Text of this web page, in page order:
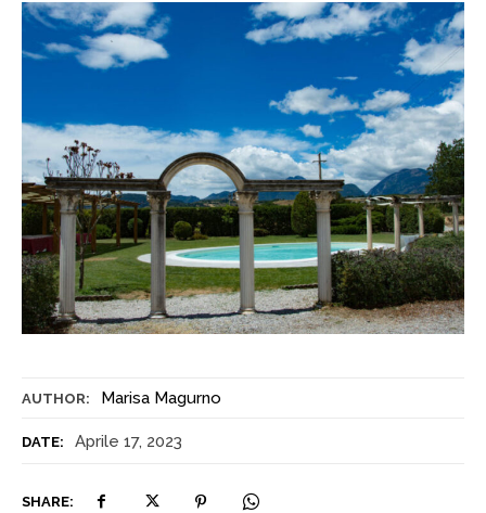
AUTHOR: Marisa Magurno
DATE: Aprile 17, 2023
SHARE: